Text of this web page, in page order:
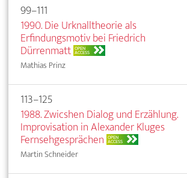
99–111
1990. Die Urknalltheorie als
Erfindungsmotiv bei Friedrich
Dürrenmatt OPEN
ACCESS
Mathias Prinz
113–125
1988. Zwicshen Dialog und Erzählung.
Improvisation in Alexander Kluges
Fernsehgesprächen OPEN
ACCESS
Martin Schneider